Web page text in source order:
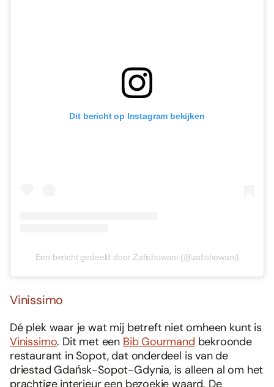
Dit bericht op Instagram bekijken
Een bericht gedeeld door Zafishowani (@zafishowani)
Vinissimo
Dé plek waar je wat mij betreft niet omheen kunt is
Vinissimo. Dit met een Bib Gourmand bekroonde
restaurant in Sopot, dat onderdeel is van de
driestad Gdańsk-Sopot-Gdynia, is alleen al om het
prachtige interieur een bezoekje waard. De